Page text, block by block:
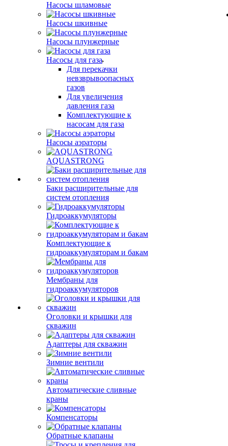
Насосы шламовые
Насосы шкивные
Насосы плунжерные
Насосы для газа
Для перекачки
невзврывоопасных
газов
Для увеличения
давления газа
Комплектующие к
насосам для газа
Насосы аэраторы
AQUASTRONG
Баки расширительные для
систем отопления
Гидроаккумуляторы
Комплектующие к
гидроаккумуляторам и бакам
Мембраны для
гидроаккумуляторов
Оголовки и крышки для
скважин
Адаптеры для скважин
Зимние вентили
Автоматические сливные
краны
Компенсаторы
Обратные клапаны